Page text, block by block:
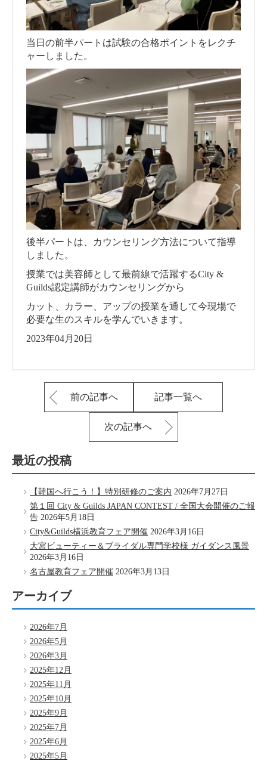
当日の前半パートは試験の合格ポイントをレクチ
ャーしました。
後半パートは、カウンセリング方法について指導
しました。
授業では美容師として最前線で活躍するCity &
Guilds認定講師がカウンセリングから
カット、カラー、アップの授業を通して今現場で
必要な生のスキルを学んでいきます。
2023年04月20日
前の記事へ 記事一覧へ
次の記事へ
最近の投稿
【韓国へ行こう！】特別研修のご案内 2026年7月27日
第１回 City & Guilds JAPAN CONTEST / 全国大会開催のご報
告 2026年5月18日
City&Guilds横浜教育フェア開催 2026年3月16日
大宮ビューティー＆ブライダル専門学校様 ガイダンス風景
2026年3月16日
名古屋教育フェア開催 2026年3月13日
アーカイブ
2026年7月
2026年5月
2026年3月
2025年12月
2025年11月
2025年10月
2025年9月
2025年7月
2025年6月
2025年5月